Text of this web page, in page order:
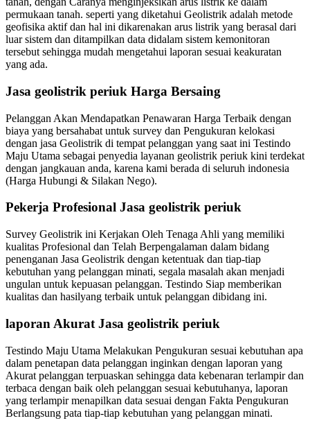
permukaan tanah. seperti yang diketahui Geolistrik adalah metode
geofisika aktif dan hal ini dikarenakan arus listrik yang berasal dari
luar sistem dan ditampilkan data didalam sistem kemonitoran
tersebut sehingga mudah mengetahui laporan sesuai keakuratan
yang ada.
Jasa geolistrik periuk Harga Bersaing
Pelanggan Akan Mendapatkan Penawaran Harga Terbaik dengan
biaya yang bersahabat untuk survey dan Pengukuran kelokasi
dengan jasa Geolistrik di tempat pelanggan yang saat ini Testindo
Maju Utama sebagai penyedia layanan geolistrik periuk kini terdekat
dengan jangkauan anda, karena kami berada di seluruh indonesia
(Harga Hubungi & Silakan Nego).
Pekerja Profesional Jasa geolistrik periuk
Survey Geolistrik ini Kerjakan Oleh Tenaga Ahli yang memiliki
kualitas Profesional dan Telah Berpengalaman dalam bidang
penenganan Jasa Geolistrik dengan ketentuak dan tiap-tiap
kebutuhan yang pelanggan minati, segala masalah akan menjadi
ungulan untuk kepuasan pelanggan. Testindo Siap memberikan
kualitas dan hasilyang terbaik untuk pelanggan dibidang ini.
laporan Akurat Jasa geolistrik periuk
Testindo Maju Utama Melakukan Pengukuran sesuai kebutuhan apa
dalam penetapan data pelanggan inginkan dengan laporan yang
Akurat pelanggan terpuaskan sehingga data kebenaran terlampir dan
terbaca dengan baik oleh pelanggan sesuai kebutuhanya, laporan
yang terlampir menapilkan data sesuai dengan Fakta Pengukuran
Berlangsung pata tiap-tiap kebutuhan yang pelanggan minati.